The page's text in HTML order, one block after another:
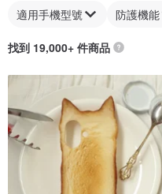
適用手機型號 防護機能
找到 19,000+ 件商品